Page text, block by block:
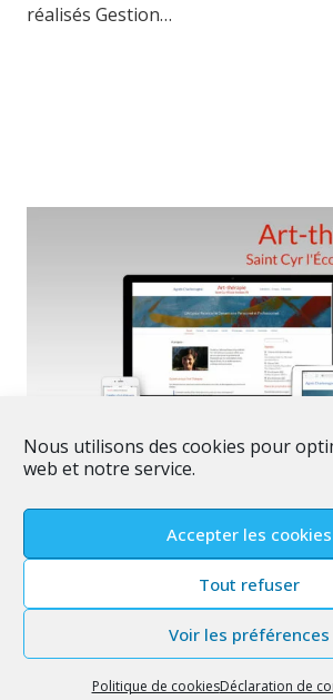
Nous utilisons des cookies pour
web et notre service.
Accepter les cookies
Tout refuser
Voir les préférences
Politique de cookiesDéclaration de
réalisés Gestion…
Art Thérapie Charlemagne
il y a 5 ans
Optimisation du site internet Art
Charlemagne L’art thérapie
personne en recherche de mieux-
développement personnel et/ou